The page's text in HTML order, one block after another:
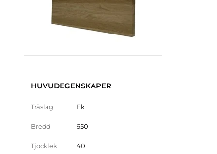
HUVUDEGENSKAPER
Träslag Ek
Bredd 650
Tjocklek 40